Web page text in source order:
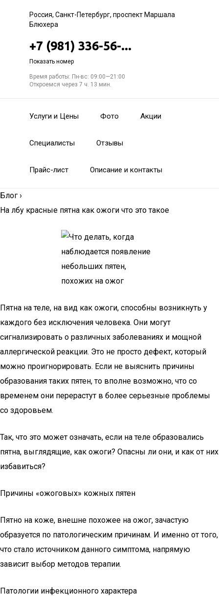
Россия, Санкт-Петербург, проспект Маршала
Блюхера
+7 (981) 336-56-...
Показать номер
Время работы: Пн-вс: 09:00—21:00
Откроемся через 7 ч. 13 мин.
Услуги и Цены Фото Акции
Специалисты Отзывы
Прайс-лист Описание и контакты
Блог ›
На лбу красные пятна как ожоги что это такое
Пятна на теле, на вид как ожоги, способны возникнуть у
каждого без исключения человека. Они могут
сигнализировать о различных заболеваниях и мощной
аллергической реакции. Это не просто дефект, который
можно проигнорировать. Если не выяснить причины
образования таких пятен, то вполне возможно, что со
временем они перерастут в более серьезные проблемы
со здоровьем.
Так, что это может означать, если на теле образовались
пятна, выглядящие, как ожоги? Опасны ли они, и как от них
избавиться?
Причины «ожоговых» кожных пятен
Пятно на коже, внешне похожее на ожог, зачастую
образуется по патологическим причинам. И именно от того,
что стало источником данного симптома, напрямую
зависит выбор методов терапии.
Патологии инфекционного характера